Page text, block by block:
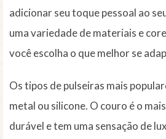
adicionar seu toque pessoal ao
uma variedade de materiais e
você escolha o que melhor se
Os tipos de pulseiras mais
metal ou silicone. O couro é o
durável e tem uma sensação de